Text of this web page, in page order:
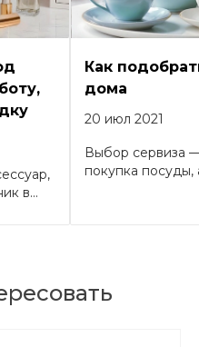
в...
Как
дома
20 июл 2021
Выбор сервиза
покупка посуды,